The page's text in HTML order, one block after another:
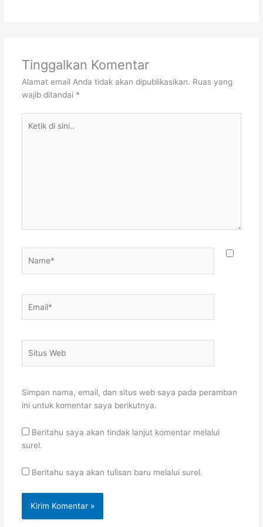
Tinggalkan Komentar
Alamat email Anda tidak akan dipublikasikan. Ruas yang
wajib ditandai *
Web
Simpan nama, email, dan situs web saya pada peramban
ini untuk komentar saya berikutnya.
Beritahu saya akan tindak lanjut komentar melalui
surel.
Beritahu saya akan tulisan baru melalui surel.